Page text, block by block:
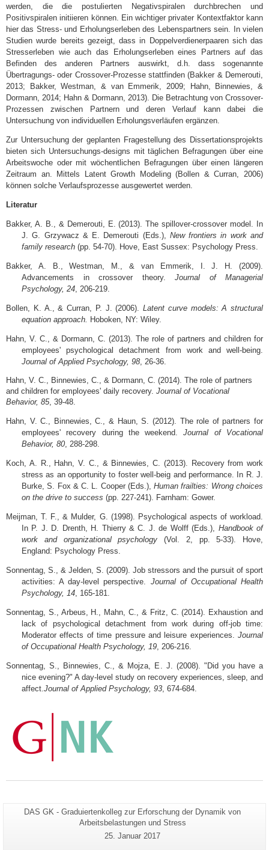
werden, die die postulierten Negativspiralen durchbrechen und
Positivspiralen initiieren können. Ein wichtiger privater Kontextfaktor kann
hier das Stress- und Erholungserleben des Lebenspartners sein. In vielen
Studien wurde bereits gezeigt, dass in Doppelverdienerpaaren sich das
Stresserleben wie auch das Erholungserleben eines Partners auf das
Befinden des anderen Partners auswirkt, d.h. dass sogenannte
Übertragungs- oder Crossover-Prozesse stattfinden (Bakker & Demerouti,
2013; Bakker, Westman, & van Emmerik, 2009; Hahn, Binnewies, &
Dormann, 2014; Hahn & Dormann, 2013). Die Betrachtung von Crossover-
Prozessen zwischen Partnern und deren Verlauf kann dabei die
Untersuchung von individuellen Erholungsverläufen ergänzen.
Zur Untersuchung der geplanten Fragestellung des Dissertationsprojekts
bieten sich Untersuchungs-designs mit täglichen Befragungen über eine
Arbeitswoche oder mit wöchentlichen Befragungen über einen längeren
Zeitraum an. Mittels Latent Growth Modeling (Bollen & Curran, 2006)
können solche Verlaufsprozesse ausgewertet werden.
Literatur
Bakker, A. B., & Demerouti, E. (2013). The spillover-crossover model. In
J. G. Grzywacz & E. Demerouti (Eds.), New frontiers in work and
family research (pp. 54-70). Hove, East Sussex: Psychology Press.
Bakker, A. B., Westman, M., & van Emmerik, I. J. H. (2009).
Advancements in crossover theory. Journal of Managerial
Psychology, 24 , 206-219.
Bollen, K. A., & Curran, P. J. (2006). Latent curve models: A structural
equation approach. Hoboken, NY: Wiley.
Hahn, V. C., & Dormann, C. (2013). The role of partners and children for
employees' psychological detachment from work and well-being.
Journal of Applied Psychology, 98 , 26-36.
Hahn, V. C., Binnewies, C., & Dormann, C. (2014). The role of partners
and children for employees' daily recovery. Journal of Vocational
Behavior, 85, 39-48.
Hahn, V. C., Binnewies, C., & Haun, S. (2012). The role of partners for
employees' recovery during the weekend.Journal of Vocational
Behavior, 80 , 288-298.
Koch, A. R., Hahn, V. C., & Binnewies, C. (2013). Recovery from work
stress as an opportunity to foster well-beig and performance. In R. J.
Burke, S. Fox & C. L. Cooper (Eds.),Human frailties: Wrong choices
on the drive to success (pp. 227-241). Farnham: Gower.
Meijman, T. F., & Mulder, G. (1998). Psychological aspects of workload.
In P. J. D. Drenth, H. Thierry & C. J. de Wolff (Eds.), Handbook of
work and organizational psychology (Vol. 2, pp. 5-33). Hove,
England: Psychology Press.
Sonnentag, S., & Jelden, S. (2009). Job stressors and the pursuit of sport
activities: A day-level perspective. Journal of Occupational Health
Psychology, 14 , 165-181.
Sonnentag, S., Arbeus, H., Mahn, C., & Fritz, C. (2014). Exhaustion and
lack of psychological detachment from work during off-job time:
Moderator effects of time pressure and leisure experiences. Journal
of Occupational Health Psychology, 19 , 206-216.
Sonnentag, S., Binnewies, C., & Mojza, E. J. (2008). "Did you have a
nice evening?" A day-level study on recovery experiences, sleep, and
affect. Journal of Applied Psychology, 93 , 674-684.
Zusätzliche
Informationen
zu
Seiten-
DAS GK - Graduiertenkolleg zur Erforschung der Dynamik von
Arbeitsbelastungen und Stress
Letzte
25. Januar 2017